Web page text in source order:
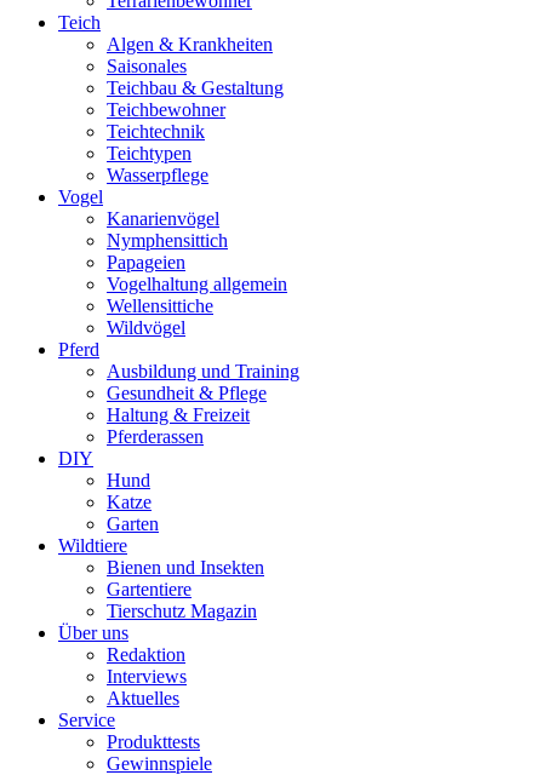
Teich
Algen & Krankheiten
Saisonales
Teichbau & Gestaltung
Teichbewohner
Teichtechnik
Teichtypen
Wasserpflege
Vogel
Kanarienvögel
Nymphensittich
Papageien
Vogelhaltung allgemein
Wellensittiche
Wildvögel
Pferd
Ausbildung und Training
Gesundheit & Pflege
Haltung & Freizeit
Pferderassen
DIY
Hund
Katze
Garten
Wildtiere
Bienen und Insekten
Gartentiere
Tierschutz Magazin
Über uns
Redaktion
Interviews
Aktuelles
Service
Produkttests
Gewinnspiele